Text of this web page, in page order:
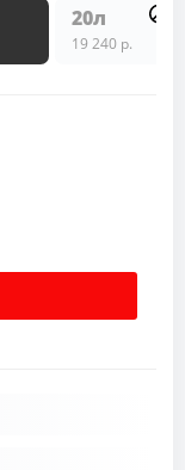
20л
19 240 р.